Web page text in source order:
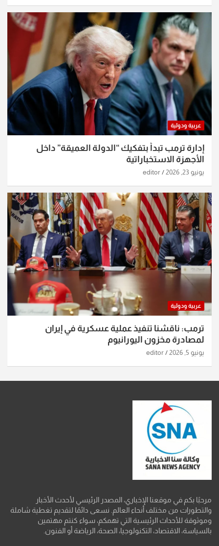
عربية ودولية
إدارة ترمب تبدأ بتفكيك “الدولة العميقة” داخل
الأجهزة الاستخباراتية
يونيو 23, 2026 editor
عربية ودولية
ترمب: ناقشنا تنفيذ عملية عسكرية في إيران
لمصادرة مخزون اليورانيوم
يونيو 5, 2026 editor
مرحبًا بكم في موقعنا الإخباري، المصدر الرئيسي لأحدث الأخبار
والتطورات من مختلف أنحاء العالم. نسعى دائمًا لتقديم تغطية شاملة
وموثوقة للأحداث الرئيسية التي تهمكم، سواء كنتم مهتمين
بالسياسة، الاقتصاد، التكنولوجيا، الصحة، الرياضة أو الفنون.